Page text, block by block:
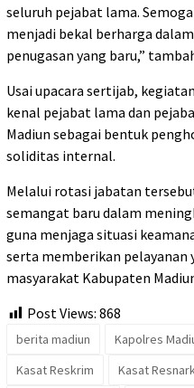
seluruh pejabat lama.
menjadi bekal berharga
penugasan yang baru,”
Usai upacara sertijab,
kenal pejabat lama dan
Madiun sebagai bentuk
soliditas internal.
Melalui rotasi jabatan
semangat baru dalam
guna menjaga situasi
serta memberikan pelayanan
masyarakat Kabupaten
Post Views: 868
berita madiun Kapolres
Kasat Reskrim
Kasat